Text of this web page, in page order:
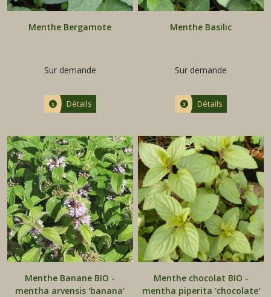
Menthe Bergamote
Sur demande
Détails
Menthe Basilic
Sur demande
Détails
Menthe Banane BIO -
mentha arvensis 'banana'
Menthe chocolat BIO -
mentha piperita 'chocolate'